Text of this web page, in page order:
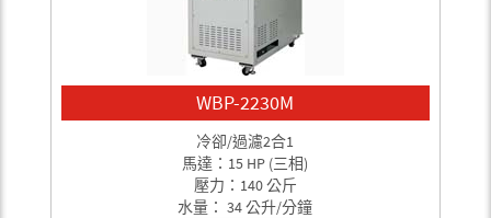
WBP-2230M
冷卻/過濾2合1
馬達：15 HP (三相)
壓力：140 公斤
水量： 34 公升/分鐘